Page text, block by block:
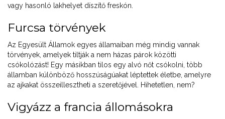
vagy hasonló lakhelyet díszítő freskón.
Furcsa törvények
Az Egyesült Államok egyes államaiban még mindig vannak
törvények, amelyek tiltják a nem házas párok közötti
csókolózást! Egy másikban tilos egy alvó nőt csókolni, több
államban különböző hosszúságúakat léptettek életbe, amelyre
az ajkakat összeillesztheti a szeretőjével. Hihetetlen, nem?
Vigyázz a francia állomásokra